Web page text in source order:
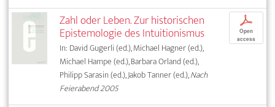
Zahl oder Leben. Zur historischen
Epistemologie des Intuitionismus
In: David Gugerli (ed.), Michael Hagner (ed.),
Michael Hampe (ed.), Barbara Orland (ed.),
Philipp Sarasin (ed.), Jakob Tanner (ed.),Nach
Feierabend 2005
p
Open
access